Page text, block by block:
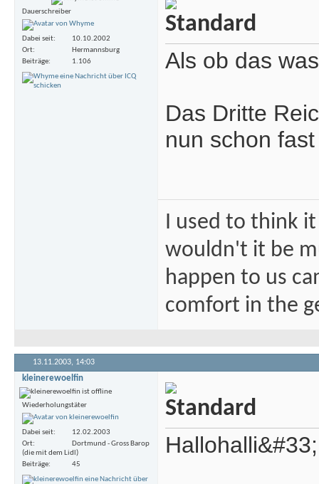
Dauerschreiber
Dabei seit
10.10.2002
Ort
Hermannsburg
Beiträge
1.106 Als ob das
Das Dritte
nun schon
I used to think
wouldn't it be
happen to us
comfort in the
13.11.2003, 14:03
kleinerewoelfin
Wiederholungstäter
Dabei seit
12.02.2003
Ort
Dortmund - Gross Barop
(die mit dem Lidl)
Beiträge
45
Hallohalli&#33;